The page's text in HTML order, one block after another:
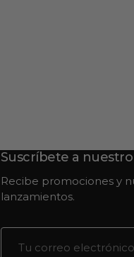
Suscríbete a
Recibe promociones y
lanzamientos.
Tu
correo